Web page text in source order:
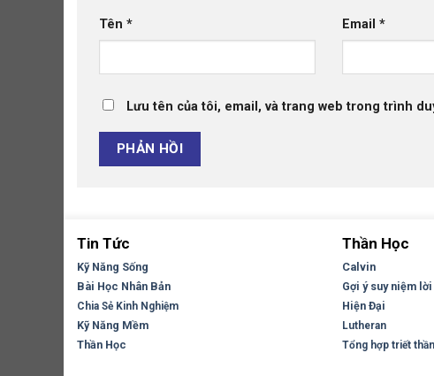
Tên * Email*
Lưu tên của tôi, email, và trang web trong trình
Tin Tức
Kỹ Năng Sống
Bài Học Nhân Bản
Chia Sẻ Kinh Nghiệm
Kỹ Năng Mềm
Thần Học
Thần Học
Calvin
Gợi ý suy niệm lời
Hiện Đại
Lutheran
Tổng hợp triết thần